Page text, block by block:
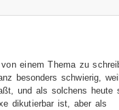
einem Thema zu
besonders schwierig,
und als solchens heute
dikutierbar ist, aber als